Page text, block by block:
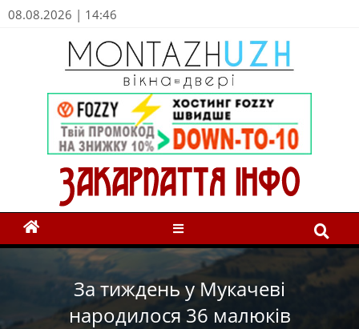
08.08.2026 | 14:46
За тиждень у Мукачеві
народилося 36 малюків